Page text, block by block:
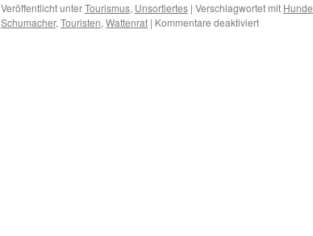
Veröffentlicht unterTourismus, Unsortiertes | Verschlagwortet mit Hunde
Schumacher, Touristen, Wattenrat | Kommentare deaktiviertfür